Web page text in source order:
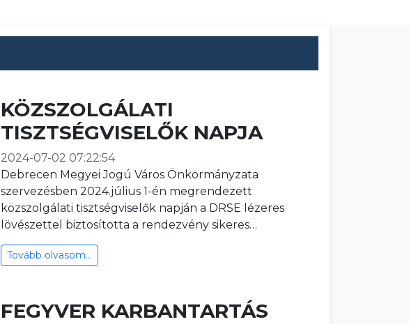
KÖZSZOLGÁLATI
TISZTSÉGVISELŐK NAPJA
2024-07-02 07:22:54
Debrecen Megyei Jogú Város Önkormányzata
szervezésben 2024.július 1-én megrendezett
közszolgálati tisztségviselők napján a DRSE lézeres
lövészettel biztosította a rendezvény sikeres…
Tovább olvasom...
FEGYVER KARBANTARTÁS